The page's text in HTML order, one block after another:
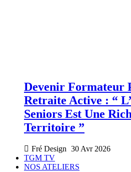
Devenir Formateur
Retraite Active : “
Seniors Est Une
Territoire ”
Fré Design 30 Avr 2026
TGM TV
NOS ATELIERS